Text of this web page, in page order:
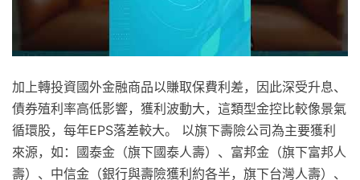
加上轉投資國外金融商品以賺取保費利差，因此深受升息、
債券殖利率高低影響，獲利波動大，這類型金控比較像景氣
循環股，每年EPS落差較大。 以旗下壽險公司為主要獲利
來源，如：國泰金（旗下國泰人壽）、富邦金（旗下富邦人
壽）、中信金（銀行與壽險獲利約各半，旗下台灣人壽）、